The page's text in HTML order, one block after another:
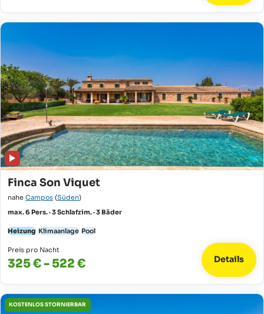
Finca Son Viquet
nahe Campos (Süden)
max. 6 Pers. · 3 Schlafzim. · 3 Bäder
Heizung Klimaanlage Pool
Preis pro Nacht
325 € - 522 € Details
KOSTENLOS STORNIERBAR